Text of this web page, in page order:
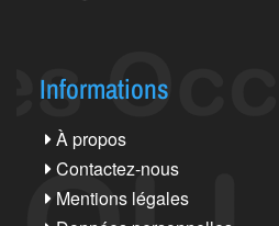
Informations
À propos
Contactez-nous
Mentions légales